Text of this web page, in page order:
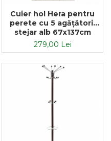
Cuier hol Hera pentru
perete cu 5 agățători,
stejar alb 67x137cm
279,00 Lei